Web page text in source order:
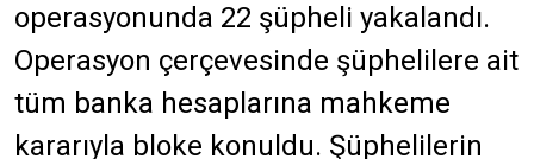
operasyonunda 22 şüpheli yakalandı.
Operasyon çerçevesinde şüphelilere ait
tüm banka hesaplarına mahkeme
kararıyla bloke konuldu. Şüphelilerin